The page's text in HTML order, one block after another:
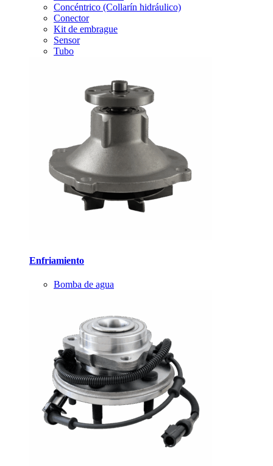
Concéntrico (Collarín hidráulico)
Conector
Kit de embrague
Sensor
Tubo
Enfriamiento
Bomba de agua